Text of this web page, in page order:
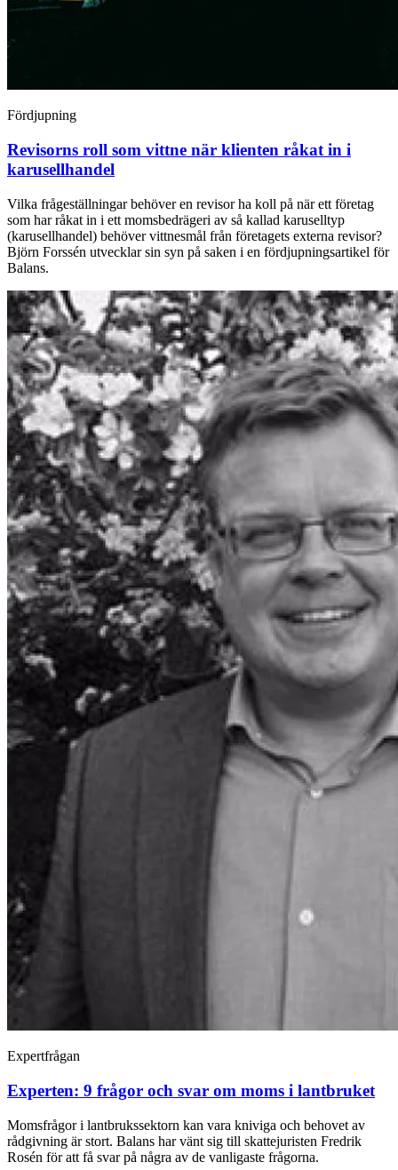
Fördjupning
Revisorns roll som vittne när klienten råkat in i
karusellhandel
Vilka frågeställningar behöver en revisor ha koll på när ett företag
som har råkat in i ett momsbedrägeri av så kallad karuselltyp
(karusellhandel) behöver vittnesmål från företagets externa revisor?
Björn Forssén utvecklar sin syn på saken i en fördjupningsartikel för
Balans.
Expertfrågan
Experten: 9 frågor och svar om moms i lantbruket
Momsfrågor i lantbrukssektorn kan vara kniviga och behovet av
rådgivning är stort. Balans har vänt sig till skattejuristen Fredrik
Rosén för att få svar på några av de vanligaste frågorna.